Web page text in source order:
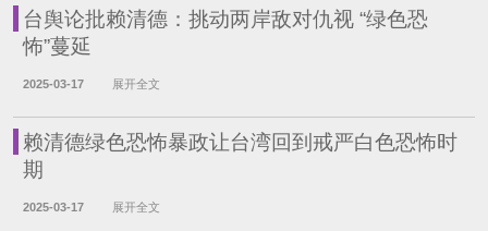
台舆论批赖清德：挑动两岸敌对仇视 “绿色恐
怖”蔓延
2025-03-17 展开全文
赖清德绿色恐怖暴政让台湾回到戒严白色恐怖时
期
2025-03-17 展开全文